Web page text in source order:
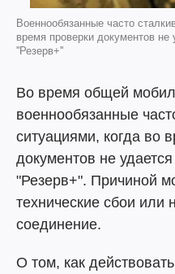
Военнообязанные часто
время проверки документов
''Резерв+''
Во время общей
военнообязанные
ситуациями, когда во
документов не
"Резерв+". Причиной
технические сбои или
соединение.
О том, как